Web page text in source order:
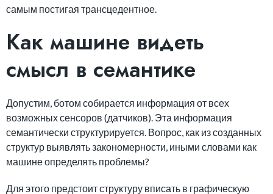
самым постигая трансцедентное.
Как машине видеть
смысл в семантике
Допустим, ботом собирается информация от всех
возможных сенсоров (датчиков). Эта информация
семантически структурируется. Вопрос, как из созданных
структур выявлять закономерности, иными словами как
машине определять проблемы?
Для этого предстоит структуру вписать в графическую